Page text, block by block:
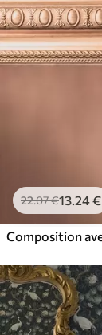
22.07€13.24€